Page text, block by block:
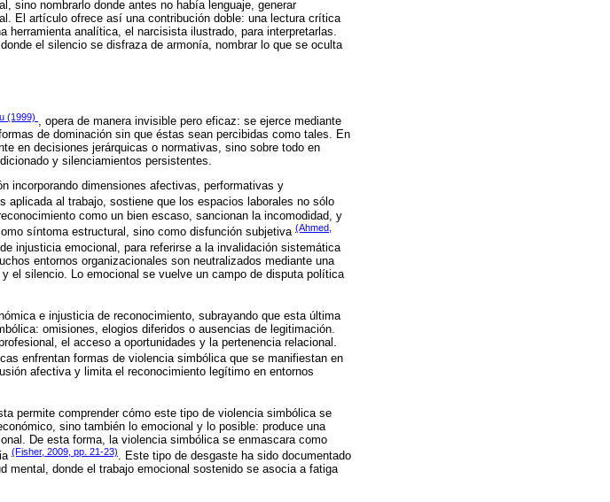
sino nombrarlo donde antes no había lenguaje, generar
El artículo ofrece así una contribución doble: una lectura crítica
analítica, el narcisista ilustrado, para interpretarlas.
el silencio se disfraza de armonía, nombrar lo que se oculta
(1999) , opera de manera invisible pero eficaz: se ejerce mediante
de dominación sin que éstas sean percibidas como tales. En
en decisiones jerárquicas o normativas, sino sobre todo en
y silenciamientos persistentes.
incorporando dimensiones afectivas, performativas y
aplicada al trabajo, sostiene que los espacios laborales no sólo
como un bien escaso, sancionan la incomodidad, y
síntoma estructural, sino como disfunción subjetiva (Ahmed,
injusticia emocional, para referirse a la invalidación sistemática
entornos organizacionales son neutralizados mediante una
el silencio. Lo emocional se vuelve un campo de disputa política
e injusticia de reconocimiento, subrayando que esta última
omisiones, elogios diferidos o ausencias de legitimación.
el acceso a oportunidades y la pertenencia relacional.
enfrentan formas de violencia simbólica que se manifiestan en
afectiva y limita el reconocimiento legítimo en entornos
permite comprender cómo este tipo de violencia simbólica se
sino también lo emocional y lo posible: produce una
De esta forma, la violencia simbólica se enmascara como
(Fisher, 2009, pp. 21-23). Este tipo de desgaste ha sido documentado
mental, donde el trabajo emocional sostenido se asocia a fatiga